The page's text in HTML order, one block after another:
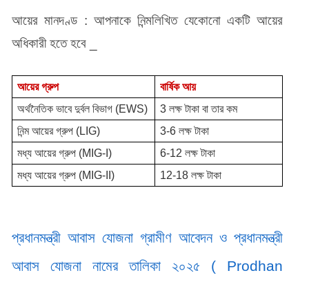
আয়ের মানদণ্ড : আপনাকে নিন্মলিখিত যেকোনো একটি আয়ের
অধিকারী হতে হবে _
আয়ের গ্রুপ
বার্ষিক আয়
অর্থনৈতিক ভাবে দুর্বল বিভাগ (EWS)
3 লক্ষ টাকা বা তার কম
নিন্ম আয়ের গ্রুপ (LIG)
3-6 লক্ষ টাকা
মধ্য আয়ের গ্রুপ (MIG-I)
6-12 লক্ষ টাকা
মধ্য আয়ের গ্রুপ (MIG-II)
12-18 লক্ষ টাকা
প্রধানমন্ত্রী আবাস যোজনা গ্রামীণ আবেদন ও প্রধানমন্ত্রী
আবাস যোজনা নামের তালিকা ২০২৫ ( Prodhan